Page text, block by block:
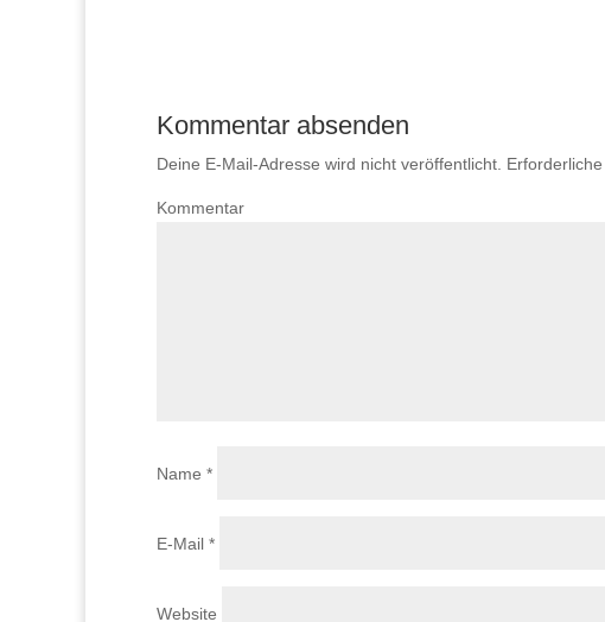
Kommentar absenden
Deine E-Mail-Adresse wird nicht veröffentlicht.
Kommentar
Name *
E-Mail *
Website